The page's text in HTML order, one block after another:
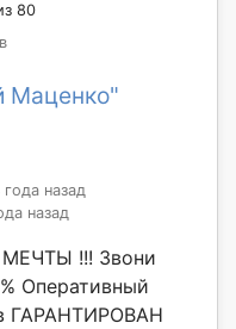
80
Маценко"
назад
назад
!!! Звони
Оперативный
ГАРАНТИРОВАН